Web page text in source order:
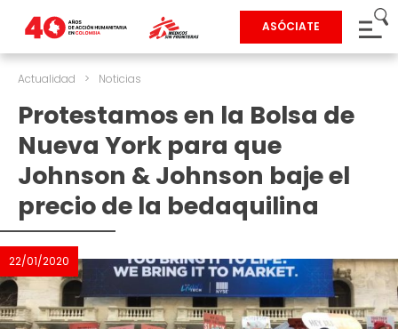
ASÓCIATE
Actualidad > Noticias
Protestamos en la Bolsa de
Nueva York para que
Johnson & Johnson baje el
precio de la bedaquilina
22/01/2020